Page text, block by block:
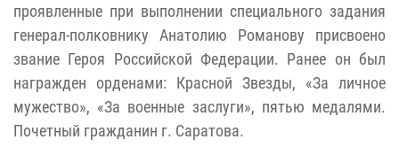
проявленные при выполнении специального задания
генерал-полковнику Анатолию Романову присвоено
звание Героя Российской Федерации. Ранее он был
награжден орденами: Красной Звезды, «За личное
мужество», «За военные заслуги», пятью медалями.
Почетный гражданин г. Саратова.